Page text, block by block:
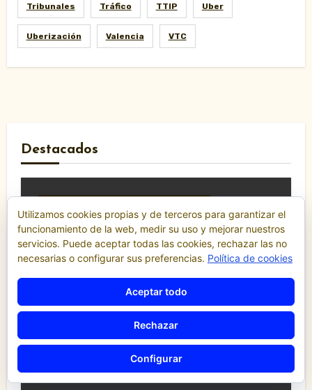
Tribunales Tráfico TTIP Uber
Uberización Valencia VTC
Destacados
Comunidad Valenciana
Confederación de Autónomos del Taxi de la
Comunidad Valenciana
Noticias
desánimo tras una reunión
“infructuosa” con la Conselleria por el
Decreto Ley 5/2026»
Utilizamos cookies propias y de terceros para garantizar el
funcionamiento de la web, medir su uso y mejorar nuestros
servicios. Puede aceptar todas las cookies, rechazar las no
necesarias o configurar sus preferencias. Política de cookies
Aceptar todo
Rechazar
Configurar